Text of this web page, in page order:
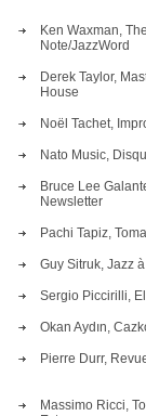
Ken Waxman,
Note/JazzWord
Derek Taylor,
House
Noël Tachet,
Nato Music,
Bruce Lee
Newsletter
Pachi Tapiz,
Guy Sitruk, Jazz
Sergio Piccirilli,
Okan Aydın,
Pierre Durr,
Massimo Ricci,